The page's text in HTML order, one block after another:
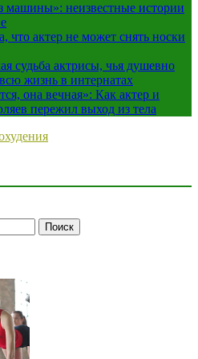
машины»: неизвестные истории
что актер не может снять носки
судьба актрисы, чья душевно
жизнь в интернатах
она вечная»: Как актер и
пережил выход из тела